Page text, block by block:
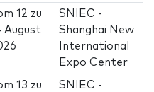
12 zu
August
SNIEC -
Shanghai New
International
Expo Center
13 zu
SNIEC -